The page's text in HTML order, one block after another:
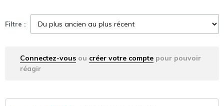
Filtre :
Connectez-vous ou créer votre compte pour pouvoir
réagir